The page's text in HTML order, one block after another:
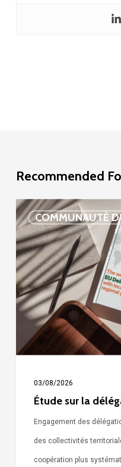
Recommended
COMMUNAUTÉ
Étude
sur
la
délégation
de
l’UE
03/08/2026
Étude sur la
Engagement des
des collectivités
coopération plus